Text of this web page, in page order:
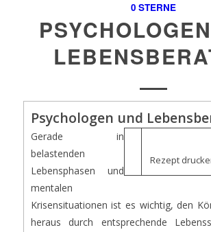
0 STERNE
Psychologen und
Rezept
Gerade in
belastenden
Lebensphasen und
mentalen
Krisensituationen ist es wichtig, den
heraus durch entsprechende